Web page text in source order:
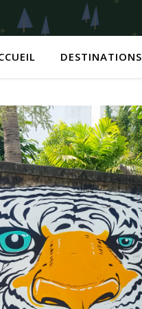
DESTINATIONS